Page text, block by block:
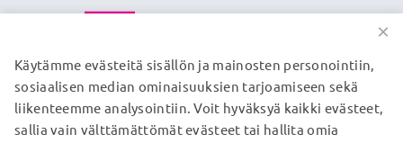
TOIMITUSKUMPPANIMME
© subtel.fi 2026
×
Käytämme evästeitä sisällön ja mainosten personointiin,
sosiaalisen median ominaisuuksien tarjoamiseen sekä
liikenteemme analysointiin. Voit hyväksyä kaikki evästeet,
sallia vain välttämättömät evästeet tai hallita omia